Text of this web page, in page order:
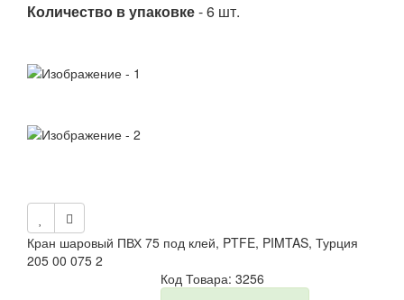
Количество в упаковке- 6 шт.
Кран шаровый ПВХ 75 под клей, PTFE, PIMTAS, Турция
205 00 075 2
Код Товара: 3256